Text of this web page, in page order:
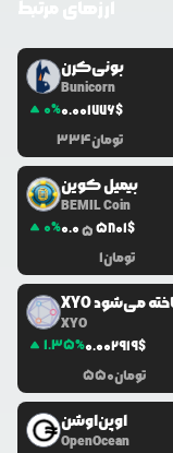
بونی‌کرن
Bunicorn
0%0.001776$
334تومان
بیمیل کوین
BEMIL Coin
0%0.055801$
1تومان
XYO
1.35%0.002919$
550تومان
اوپن‌اوشن
OpenOcean